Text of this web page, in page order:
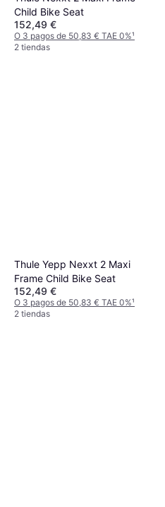
Child Bike Seat
152,49 €
O 3 pagos de 50,83 € TAE 0%¹
2 tiendas
Thule Yepp Nexxt 2 Maxi
Frame Child Bike Seat
152,49 €
O 3 pagos de 50,83 € TAE 0%¹
2 tiendas